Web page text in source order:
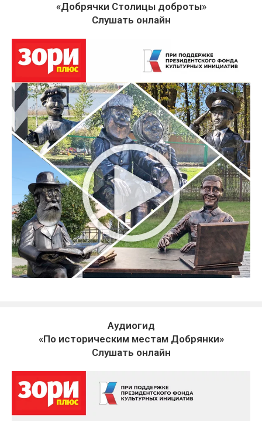
«Добрячки Столицы доброты»
Слушать онлайн
Аудиогид
«По историческим местам Добрянки»
Слушать онлайн